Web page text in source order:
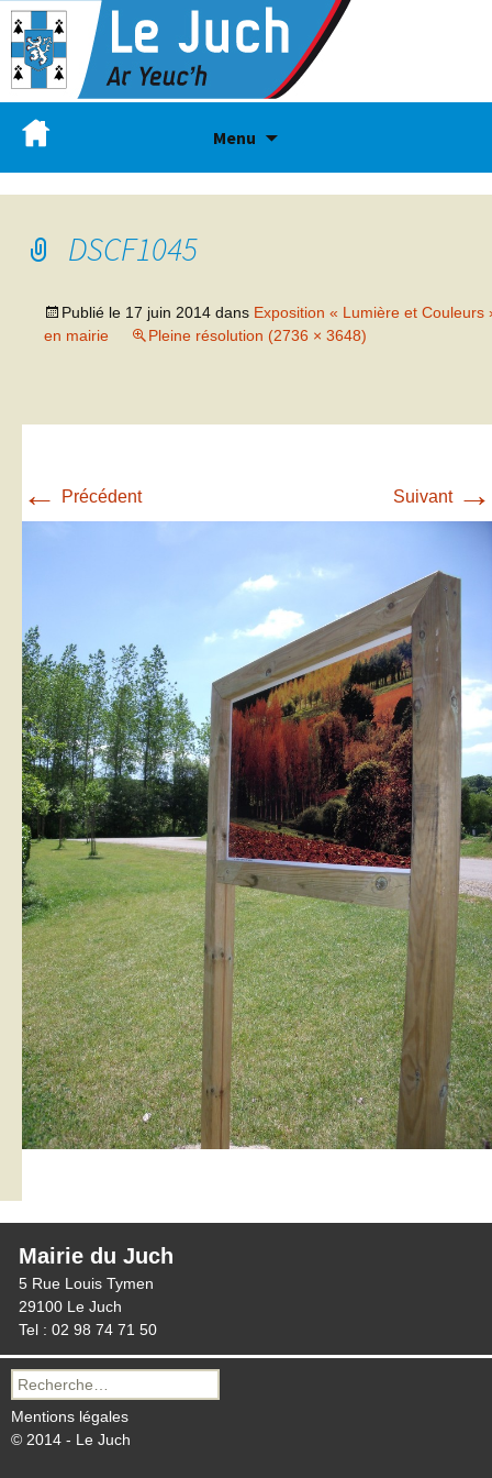
Menu
DSCF1045
Publié le 17 juin 2014 dans Exposition « Lumière et Couleurs
en mairie
Pleine résolution (2736 × 3648)
← Précédent Suivant →
Mairie du Juch
5 Rue Louis Tymen
29100 Le Juch
Tel : 02 98 74 71 50
Recherche
pour :
Mentions légales
© 2014 - Le Juch